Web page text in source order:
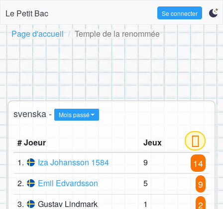
Le Petit Bac Se connecter
Page d'accueil Temple de la renommée
svenska - Mois passé
# Joeur
Jeux
1.
Iza Johansson 1584 9 14
2. Emil Edvardsson 5 9
3. Gustav Lindmark 1 2